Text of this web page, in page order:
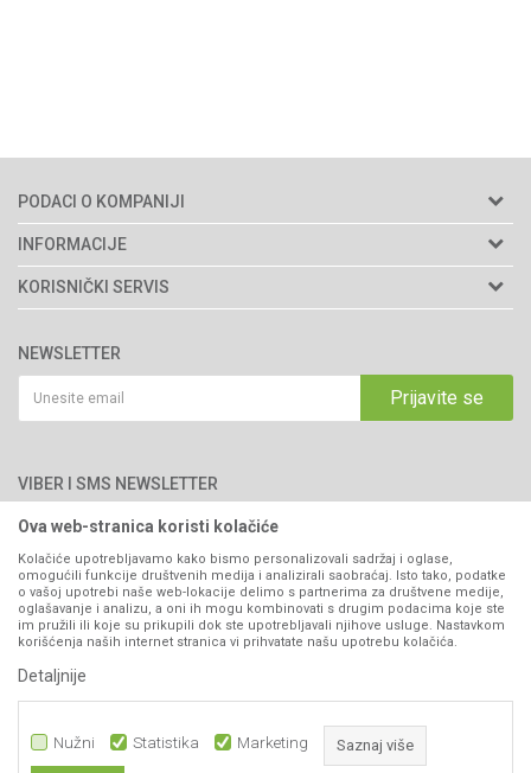
PODACI O KOMPANIJI
Agromarket d.o.o.
Matični broj: 11003826
76300 Bijeljina
066/44-99-00
INFORMACIJE
O nama
Brendovi
Katalozi
Saradnja
Kontakt
KORISNIČKI SERVIS
Politika privatnosti
Kako kupiti
Isporuka
Pravo na odustajanje
Reklamacije
Povraćaj sredstava
Zamjena artikala
Plaćanje karticama
NEWSLETTER
Prijavite se
VIBER I SMS NEWSLETTER
PRATITE NAS
Ova web-stranica koristi kolačiće
Kolačiće upotrebljavamo kako bismo personalizovali sadržaj i oglase,
omogućili funkcije društvenih medija i analizirali saobraćaj. Isto tako, podatke
o vašoj upotrebi naše web-lokacije delimo s partnerima za društvene medije,
oglašavanje i analizu, a oni ih mogu kombinovati s drugim podacima koje ste
im pružili ili koje su prikupili dok ste upotrebljavali njihove usluge. Nastavkom
korišćenja naših internet stranica vi prihvatate našu upotrebu kolačića.
Detaljnije
Nužni Statistika Marketing Saznaj više